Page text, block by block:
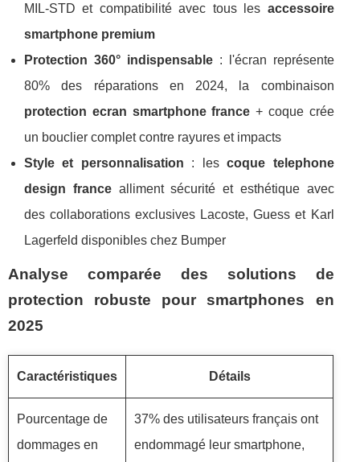
MIL-STD et compatibilité avec tous les accessoire
smartphone premium
Protection 360° indispensable: l'écran représente
80% des réparations en 2024, la combinaison
protection ecran smartphone france + coque crée
un bouclier complet contre rayures et impacts
Style et personnalisation : lescoque telephone
design francealliment sécurité et esthétique avec
des collaborations exclusives Lacoste, Guess et Karl
Lagerfeld disponibles chez Bumper
Analyse comparée des solutions de
protection robuste pour smartphones en
2025
Caractéristiques Détails
Pourcentage de
dommages en
37% des utilisateurs français ont
endommagé leur smartphone,